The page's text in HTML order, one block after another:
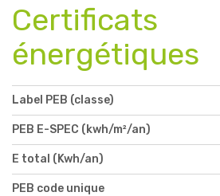
Certificats
énergétiques
Label PEB (classe)
PEB E-SPEC (kwh/m²/an)
E total (Kwh/an)
PEB code unique